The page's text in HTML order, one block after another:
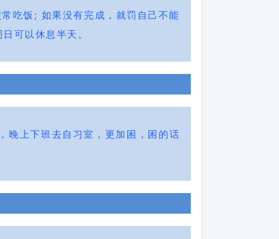
吃饭; 如果没有完成，就罚自己不能
可以休息半天。
晚上下班去自习室，更加困，困的话